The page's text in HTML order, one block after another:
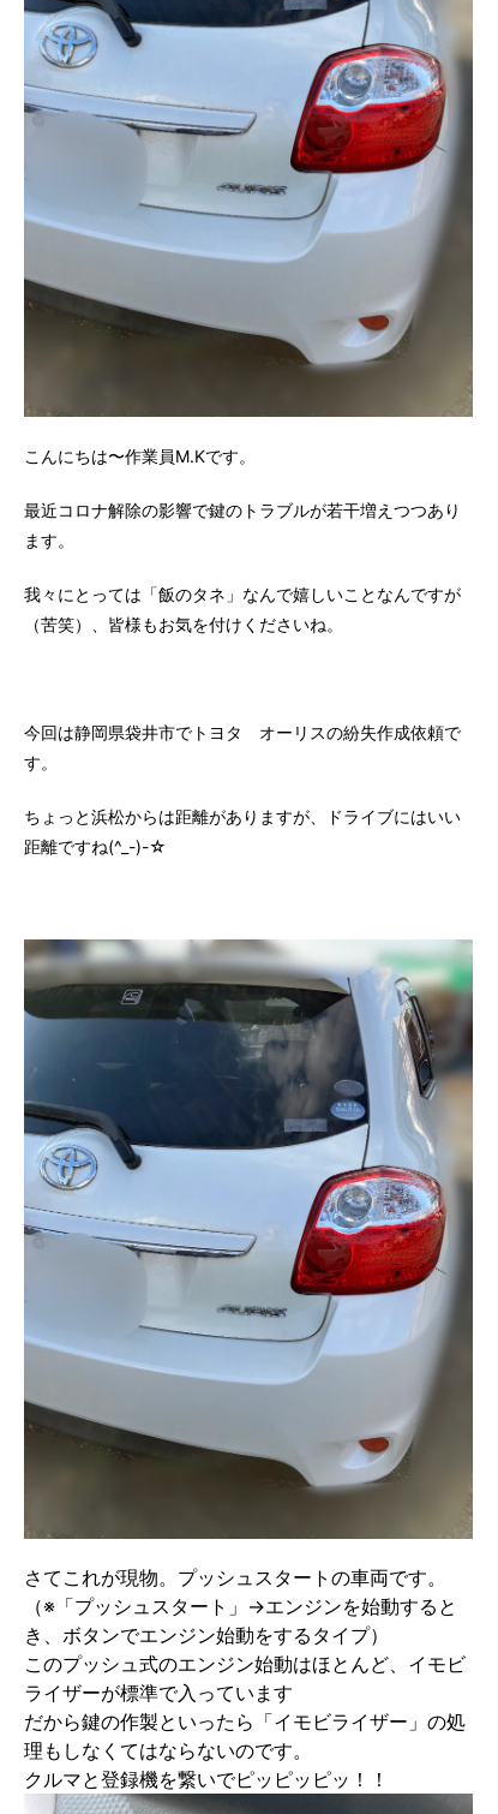
こんにちは〜作業員M.Kです。
最近コロナ解除の影響で鍵のトラブルが若干増えつつあり
ます。
我々にとっては「飯のタネ」なんで嬉しいことなんですが
（苦笑）、皆様もお気を付けくださいね。
今回は静岡県袋井市でトヨタ オーリスの紛失作成依頼で
す。
ちょっと浜松からは距離がありますが、ドライブにはいい
距離ですね(^_-)-☆
さてこれが現物。プッシュスタートの車両です。
（※「プッシュスタート」→エンジンを始動すると
き、ボタンでエンジン始動をするタイプ）
このプッシュ式のエンジン始動はほとんど、イモビ
ライザーが標準で入っています
だから鍵の作製といったら「イモビライザー」の処
理もしなくてはならないのです。
クルマと登録機を繋いでピッピッピッ！！